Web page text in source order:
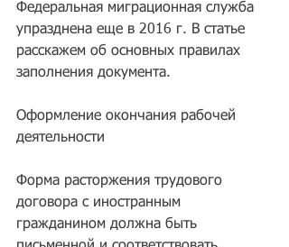
Федеральная миграционная служба
упразднена еще в 2016 г. В статье
расскажем об основных правилах
заполнения документа.
Оформление окончания рабочей
деятельности
Форма расторжения трудового
договора с иностранным
гражданином должна быть